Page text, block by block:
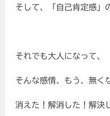
そして、「自己肯定感」
それでも大人になって、
そんな感情、もう、無く
消えた！解消した！解決